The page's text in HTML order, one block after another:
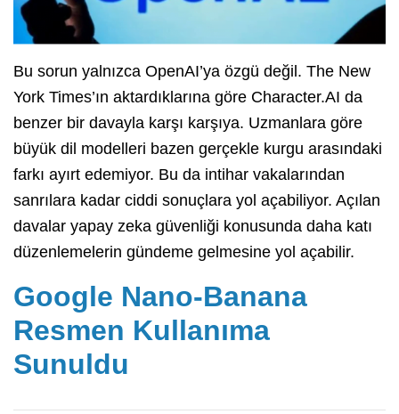
Bu sorun yalnızca OpenAI’ya özgü değil. The New
York Times’ın aktardıklarına göre Character.AI da
benzer bir davayla karşı karşıya. Uzmanlara göre
büyük dil modelleri bazen gerçekle kurgu arasındaki
farkı ayırt edemiyor. Bu da intihar vakalarından
sanrılara kadar ciddi sonuçlara yol açabiliyor. Açılan
davalar yapay zeka güvenliği konusunda daha katı
düzenlemelerin gündeme gelmesine yol açabilir.
Google Nano-Banana
Resmen Kullanıma
Sunuldu